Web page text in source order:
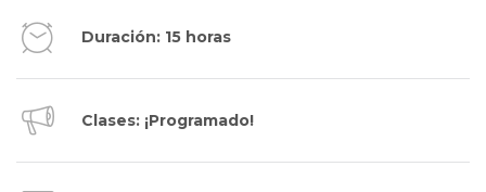
Duración: 15 horas
Clases: ¡Programado!